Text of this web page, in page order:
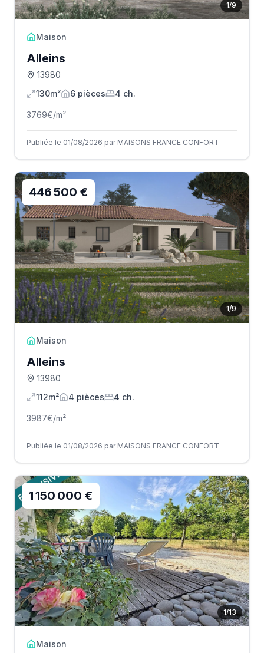
1/9
Maison
Alleins
13980
130m²
6 pièces 4 ch.
3769€/m²
Publiée le 01/08/2026 par MAISONS FRANCE CONFORT
1/9
446 500 €
Maison
Alleins
13980
112m²
4 pièces 4 ch.
3987€/m²
Publiée le 01/08/2026 par MAISONS FRANCE CONFORT
1/13
1 150 000 €
Maison